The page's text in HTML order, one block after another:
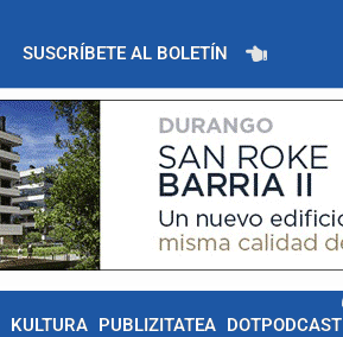
SUSCRÍBETE AL BOLETÍN
KULTURA PUBLIZITATEA DOTPODCAST